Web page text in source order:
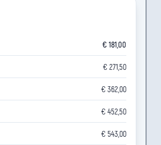
€ 181,00
€ 271,50
€ 362,00
€ 452,50
€ 543,00